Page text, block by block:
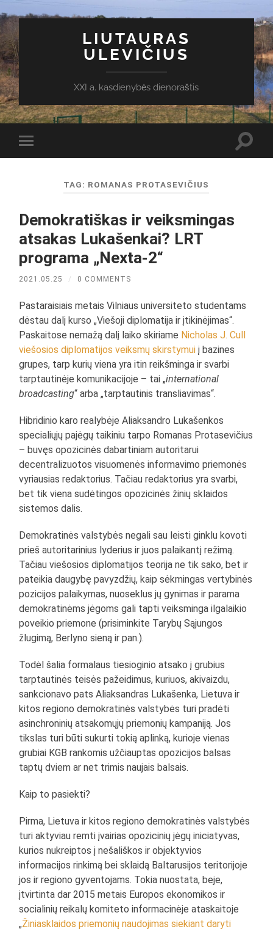
LIUTAURAS
ULEVIČIUS
XXI a. kasdienybės dienoraštis
Toggle
mobile
TAG: ROMANAS PROTASEVIČIUS
Demokratiškas ir veiksmingas
atsakas Lukašenkai? LRT
programa „Nexta-2“
2021.05.25 / 0 COMMENTS
Pastaraisiais metais Vilniaus universiteto studentams
dėstau dalį kurso „Viešoji diplomatija ir įtikinėjimas“.
Paskaitose nemažą dalį laiko skiriame Nicholas J. Cull
viešosios diplomatijos veiksmų skirstymui į bazines
grupes, tarp kurių viena yra itin reikšminga ir svarbi
tarptautinėje komunikacijoje – tai „international
broadcasting“ arba „tarptautinis transliavimas“.
Hibridinio karo realybėje Aliaksandro Lukašenkos
specialiųjų pajėgų taikiniu tarpo Romanas Protasevičius
– buvęs opozicinės dabartiniam autoritarui
decentralizuotos visuomenės informavimo priemonės
vyriausias redaktorius. Tačiau redaktorius yra svarbi,
bet tik viena sudėtingos opozicinės žinių sklaidos
sistemos dalis.
Demokratinės valstybės negali sau leisti ginklu kovoti
prieš autoritarinius lyderius ir juos palaikantį režimą.
Tačiau viešosios diplomatijos teorija ne tik sako, bet ir
pateikia daugybę pavyzdžių, kaip sėkmingas vertybinės
pozicijos palaikymas, nuoseklus jų gynimas ir parama
demokratinėms jėgoms gali tapti veiksminga ilgalaikio
poveikio priemone (prisiminkite Tarybų Sąjungos
žlugimą, Berlyno sieną ir pan.).
Todėl šalia formalaus tiesioginio atsako į grubius
tarptautinės teisės pažeidimus, kuriuos, akivaizdu,
sankcionavo pats Aliaksandras Lukašenka, Lietuva ir
kitos regiono demokratinės valstybės turi pradėti
asinchroninių atsakomųjų priemonių kampaniją. Jos
tikslas turi būti sukurti tokią aplinką, kurioje vienas
grubiai KGB rankomis užčiauptas opozicijos balsas
taptų dviem ar net trimis naujais balsais.
Kaip to pasiekti?
Pirma, Lietuva ir kitos regiono demokratinės valstybės
turi aktyviau remti įvairias opozicinių jėgų iniciatyvas,
kurios nukreiptos į nešališkos ir objektyvios
informacijos rinkimą bei sklaidą Baltarusijos teritorijoje
jos ir regiono gyventojams. Tokia nuostata, beje,
įtvirtinta dar 2015 metais Europos ekonomikos ir
socialinių reikalų komiteto informacinėje ataskaitoje
„Žiniasklaidos priemonių naudojimas siekiant daryti